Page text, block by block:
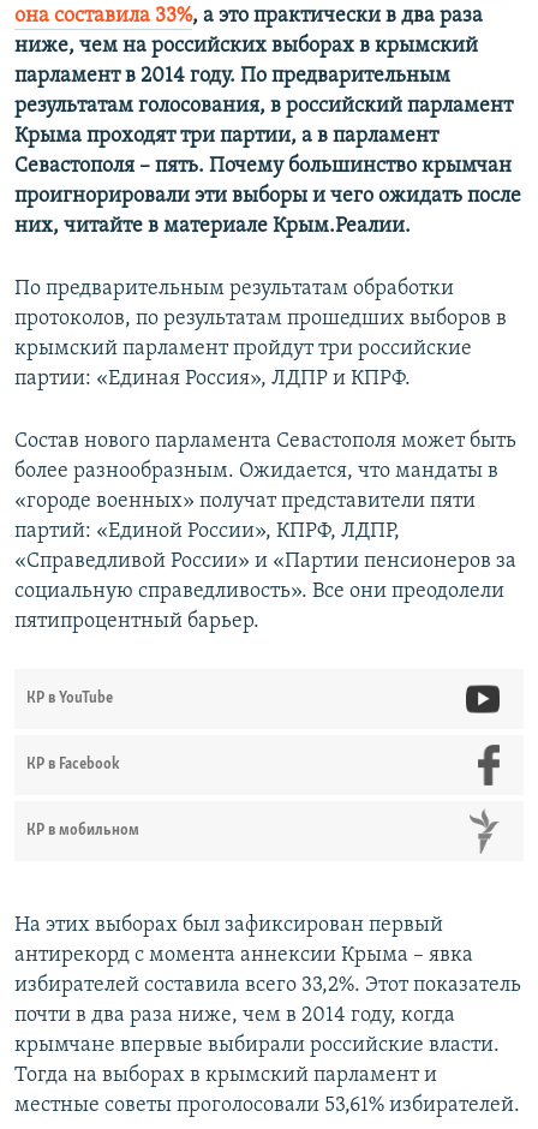
она составила 33%, а это практически в два раза
ниже, чем на российских выборах в крымский
парламент в 2014 году. По предварительным
результатам голосования, в российский парламент
Крыма проходят три партии, а в парламент
Севастополя – пять. Почему большинство крымчан
проигнорировали эти выборы и чего ожидать после
них, читайте в материале Крым.Реалии.
По предварительным результатам обработки
протоколов, по результатам прошедших выборов в
крымский парламент пройдут три российские
партии: «Единая Россия», ЛДПР и КПРФ.
Состав нового парламента Севастополя может быть
более разнообразным. Ожидается, что мандаты в
«городе военных» получат представители пяти
партий: «Единой России», КПРФ, ЛДПР,
«Справедливой России» и «Партии пенсионеров за
социальную справедливость». Все они преодолели
пятипроцентный барьер.
КР в YouTube
КР в Facebook
КР в мобильном
На этих выборах был зафиксирован первый
антирекорд с момента аннексии Крыма – явка
избирателей составила всего 33,2%. Этот показатель
почти в два раза ниже, чем в 2014 году, когда
крымчане впервые выбирали российские власти.
Тогда на выборах в крымский парламент и
местные советы проголосовали 53,61% избирателей.